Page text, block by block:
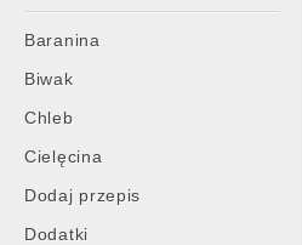
Main
menu
Skip
content
Baranina
Biwak
Chleb
Cielęcina
Dodaj przepis
Dodatki